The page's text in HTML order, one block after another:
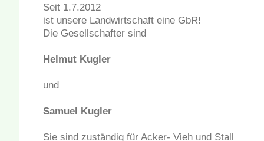
Seit 1.7.2012
ist unsere Landwirtschaft eine GbR!
Die Gesellschafter sind
Helmut Kugler
und
Samuel Kugler
Sie sind zuständig für Acker- Vieh und Stall